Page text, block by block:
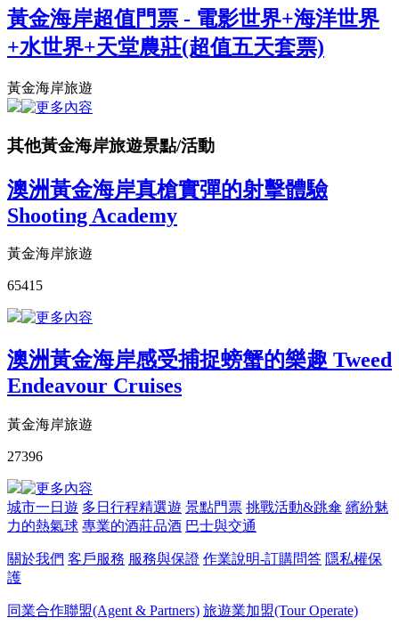
黃金海岸超值門票 - 電影世界+海洋世界
+水世界+天堂農莊(超值五天套票)
黃金海岸旅遊
其他黃金海岸旅遊景點/活動
澳洲黃金海岸真槍實彈的射擊體驗
Shooting Academy
黃金海岸旅遊
65415
澳洲黃金海岸感受捕捉螃蟹的樂趣 Tweed
Endeavour Cruises
黃金海岸旅遊
27396
城市一日遊 多日行程精選遊 景點門票 挑戰活動&跳傘 繽紛魅
力的熱氣球 專業的酒莊品酒 巴士與交通
關於我們 客戶服務 服務與保證 作業說明-訂購問答 隱私權保
護
同業合作聯盟(Agent & Partners) 旅遊業加盟(Tour Operate)